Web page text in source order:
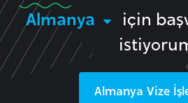
Almanya
için
Almanya Vize
F
a
s